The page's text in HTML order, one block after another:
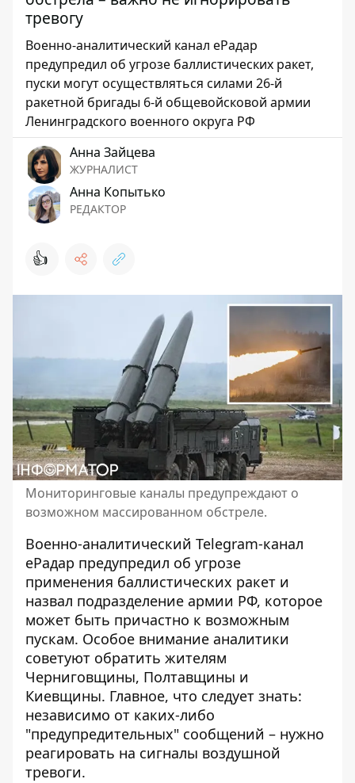
тревогу
Военно-аналитический канал еРадар
предупредил об угрозе баллистических ракет,
пуски могут осуществляться силами 26-й
ракетной бригады 6-й общевойсковой армии
Ленинградского военного округа РФ
Анна Зайцева
ЖУРНАЛИСТ
Анна Копытько
РЕДАКТОР
👍
Мониторинговые каналы предупреждают о
возможном массированном обстреле.
Военно-аналитический Telegram-канал
еРадар предупредил об угрозе
применения баллистических ракет и
назвал подразделение армии РФ, которое
может быть причастно к возможным
пускам. Особое внимание аналитики
советуют обратить жителям
Черниговщины, Полтавщины и
Киевщины. Главное, что следует знать:
независимо от каких-либо
"предупредительных" сообщений – нужно
реагировать на сигналы воздушной
тревоги.